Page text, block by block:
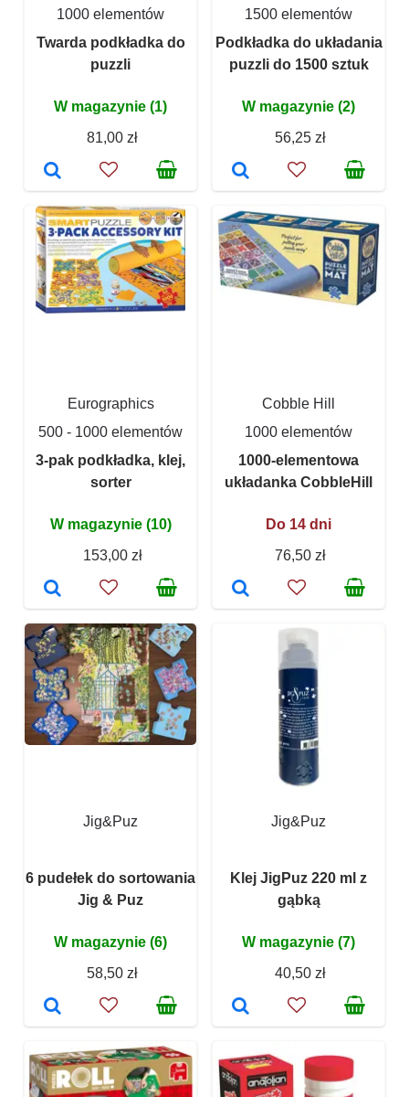
1000 elementów
Twarda podkładka do
puzzli
W magazynie (1)
81,00 zł
1500 elementów
Podkładka do układania
puzzli do 1500 sztuk
W magazynie (2)
56,25 zł
Eurographics
500 - 1000 elementów
3-pak podkładka, klej,
sorter
W magazynie (10)
153,00 zł
Cobble Hill
1000 elementów
1000-elementowa
układanka CobbleHill
Do 14 dni
76,50 zł
Jig&Puz
6 pudełek do sortowania
Jig & Puz
W magazynie (6)
58,50 zł
Jig&Puz
Klej JigPuz 220 ml z
gąbką
W magazynie (7)
40,50 zł